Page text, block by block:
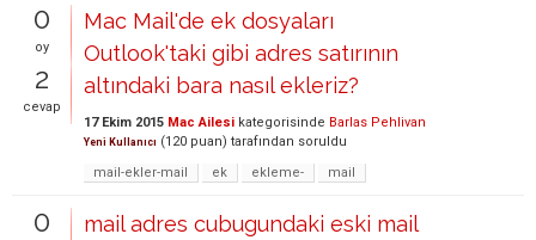
0
oy
2
cevap
Mac Mail'de ek dosyaları
Outlook'taki gibi adres satırının
altındaki bara nasıl ekleriz?
17 Ekim 2015 Mac Ailesi kategorisinde Barlas Pehlivan
Yeni Kullanıcı (120 puan) tarafından soruldu
mail-ekler-mail
ek ekleme- mail
0
mail adres cubugundaki eski mail